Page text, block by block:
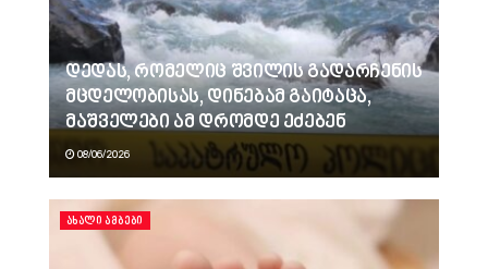
დედას, რომელიც შვილის გადარჩენის
მცდელობისას, დინებამ გაიტაცა,
მაშველები ამ დრომდე ეძებენ
08/06/2026
ᲐᲮᲐᲚᲘ ᲐᲛᲑᲔᲑᲘ